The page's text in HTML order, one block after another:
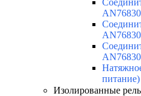
питание)
Изолированные